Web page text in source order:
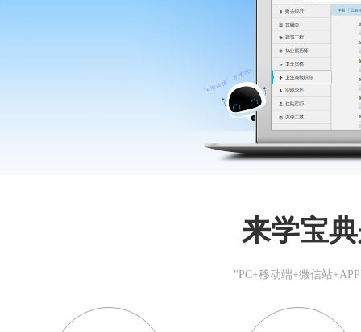
来学宝
"PC+移动端+微信站